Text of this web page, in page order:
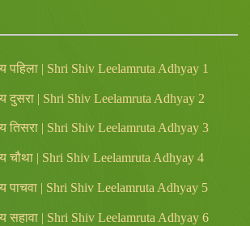
पहिला | Shri Shiv Leelamruta Adhyay 1
दुसरा | Shri Shiv Leelamruta Adhyay 2
तिसरा | Shri Shiv Leelamruta Adhyay 3
चौथा | Shri Shiv Leelamruta Adhyay 4
पाचवा | Shri Shiv Leelamruta Adhyay 5
सहावा | Shri Shiv Leelamruta Adhyay 6